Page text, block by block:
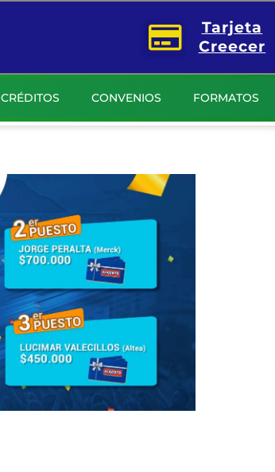
Tarjeta
Creecer
CRÉDITOS CONVENIOS FORMATOS